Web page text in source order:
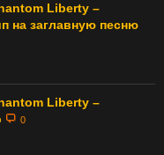
Liberty –
на заглавную песню
Liberty –
0